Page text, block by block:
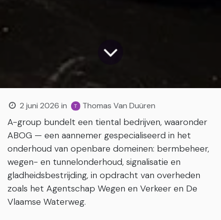
2 juni 2026 in Thomas Van Duüren
A-group bundelt een tiental bedrijven, waaronder
ABOG — een aannemer gespecialiseerd in het
onderhoud van openbare domeinen: bermbeheer,
wegen- en tunnelonderhoud, signalisatie en
gladheidsbestrijding, in opdracht van overheden
zoals het Agentschap Wegen en Verkeer en De
Vlaamse Waterweg.